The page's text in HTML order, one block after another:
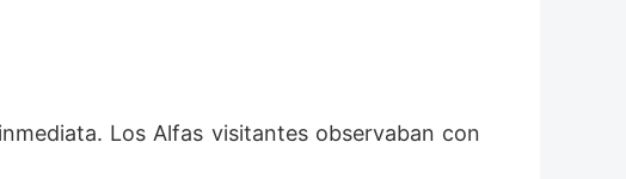
Los Alfas visitantes observaban con